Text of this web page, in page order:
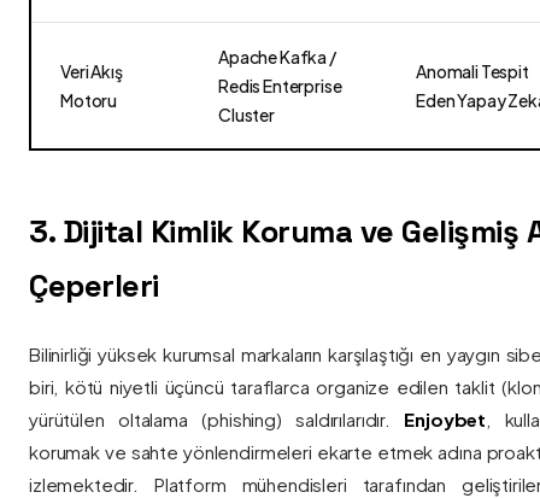
Veri Akış
Motoru
Apache Kafka /
Redis Enterprise
Cluster
Anomali Tespit
Eden Yapay
3. Dijital Kimlik Koruma ve Gelişmiş
Çeperleri
Bilinirliği yüksek kurumsal markaların karşılaştığı en yaygın
biri, kötü niyetli üçüncü taraflarca organize edilen taklit
yürütülen oltalama (phishing) saldırılarıdır. Enjoybet ,
korumak ve sahte yönlendirmeleri ekarte etmek adına
izlemektedir. Platform mühendisleri tarafından